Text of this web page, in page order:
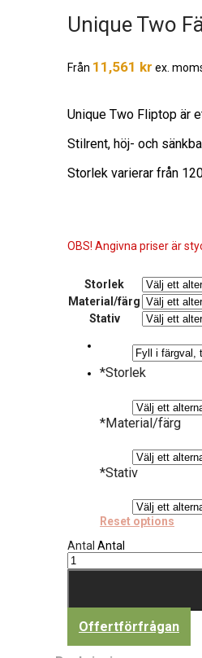
Unique Two
Från 11,561 kr ex.
Unique Two Fliptop är
Stilrent, höj- och
Storlek varierar från
OBS! Angivna priser är
Storlek
Material/färg
Stativ
*Storlek
*Material/färg
*Stativ
Reset options
Antal Antal
Offertförfrågan